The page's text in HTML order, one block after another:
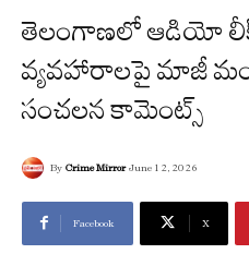
తెలంగాణలో ఆడియో లీక్
వ్యవహారాలపై మాజీ
సంచలన కామెంట్స్
By Crime Mirror June 12, 2026
Facebook X